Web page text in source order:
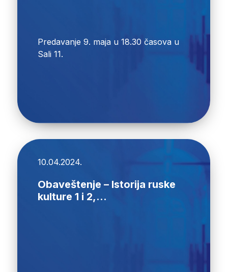
Predavanje 9. maja u 18.30 časova u
Sali 11.
10.04.2024.
Obaveštenje – Istorija ruske
kulture 1 i 2,...